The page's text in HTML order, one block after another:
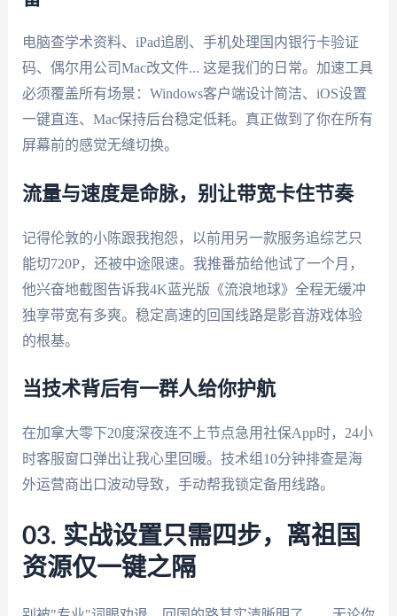
电脑查学术资料、iPad追剧、手机处理国内银行卡验证
码、偶尔用公司Mac改文件... 这是我们的日常。加速工具
必须覆盖所有场景：Windows客户端设计简洁、iOS设置
一键直连、Mac保持后台稳定低耗。真正做到了你在所有
屏幕前的感觉无缝切换。
流量与速度是命脉，别让带宽卡住节奏
记得伦敦的小陈跟我抱怨，以前用另一款服务追综艺只
能切720P，还被中途限速。我推番茄给他试了一个月，
他兴奋地截图告诉我4K蓝光版《流浪地球》全程无缓冲
独享带宽有多爽。稳定高速的回国线路是影音游戏体验
的根基。
当技术背后有一群人给你护航
在加拿大零下20度深夜连不上节点急用社保App时，24小
时客服窗口弹出让我心里回暖。技术组10分钟排查是海
外运营商出口波动导致，手动帮我锁定备用线路。
03. 实战设置只需四步，离祖国
资源仅一键之隔